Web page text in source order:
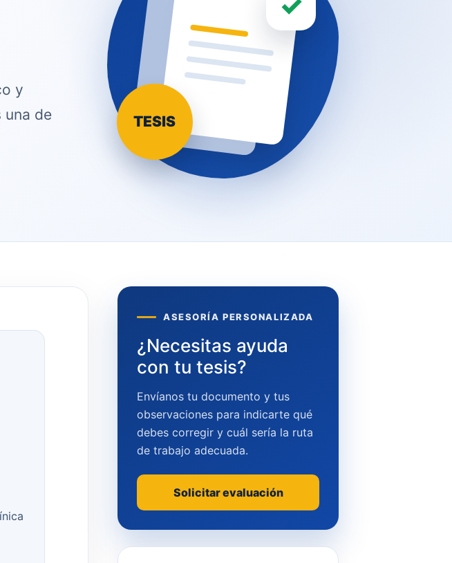
y
una de
TESIS
ASESORÍA PERSONALIZADA
¿Necesitas ayuda
con tu tesis?
Envíanos tu documento y tus
observaciones para indicarte qué
debes corregir y cuál sería la ruta
de trabajo adecuada.
Solicitar evaluación